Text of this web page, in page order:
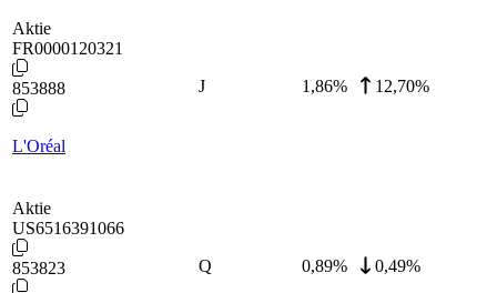
Aktie
FR0000120321
853888
L'Oréal
J 1,86% 12,70%
Aktie
US6516391066
853823 Q 0,89% 0,49%